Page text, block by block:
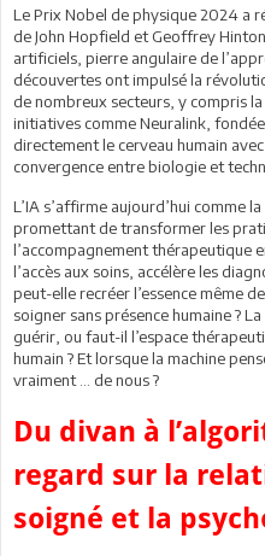
Le Prix Nobel de physique 2024 a
de John Hopfield et Geoffrey
artificiels, pierre angulaire de
découvertes ont impulsé la
de nombreux secteurs, y compris
initiatives comme Neuralink,
directement le cerveau humain
convergence entre biologie et
L’IA s’affirme aujourd’hui comme
promettant de transformer les
l’accompagnement thérapeutique
l’accès aux soins, accélère les
peut-elle recréer l’essence même
soigner sans présence humaine ?
guérir, ou faut-il l’espace
humain ? Et lorsque la machine
vraiment … de nous ?
Du divan à
regard sur la
soigné et la